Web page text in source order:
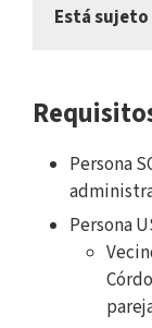
Está
Persona
Persona